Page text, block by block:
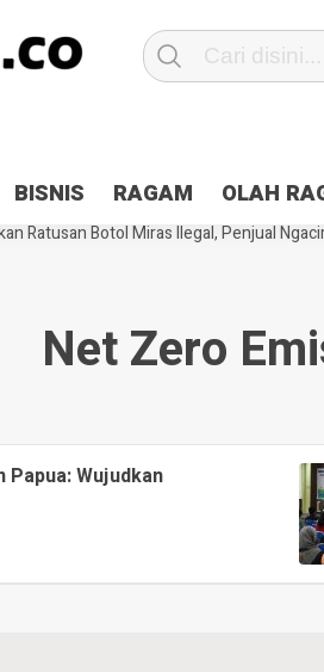
BISNIS RAGAM OLAH
jam di Kota Jayapura
Pesan
Terbakar
Hibah Pilkada Jayapura
Ratusan Botol Miras Ilegal, Penjual
Net Zero
Papua: Wujudkan